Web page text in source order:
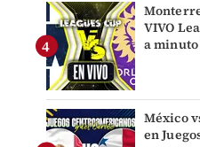
VIVO
a minuto
México
en